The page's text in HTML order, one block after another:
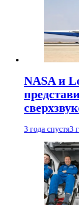
NASA и
3 года спустя3